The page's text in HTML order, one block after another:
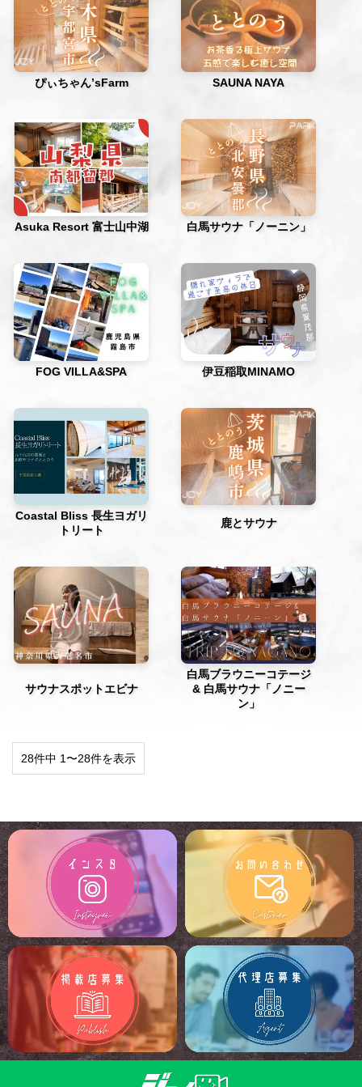
ぴぃちゃん’sFarm SAUNA NAYA
Asuka Resort 富士山中湖 白馬サウナ「ノーニン」
FOG VILLA&SPA 伊豆稲取MINAMO
Coastal Bliss 長生ヨガリ
トリート
鹿とサウナ
サウナスポットエビナ
白馬ブラウニーコテージ
& 白馬サウナ「ノニー
ン」
28件中 1〜28件を表示